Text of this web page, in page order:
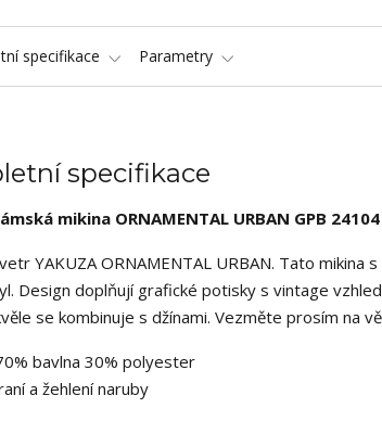
specifikace Parametry
specifikace
mikina ORNAMENTAL URBAN GPB 24104
YAKUZA ORNAMENTAL URBAN. Tato
Design doplňují grafické potisky s vintage
se kombinuje s džínami. Vezměte prosím na
bavlna 30% polyester
a žehlení naruby